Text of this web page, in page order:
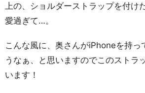
上の、ショルダーストラップを付け
愛過ぎて…。
こんな風に、奥さんがiPhoneを持っ
うなぁ、と思いますのでこのストラ
います！